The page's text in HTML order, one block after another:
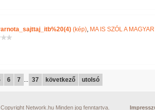
(kép), MA IS SZÓL A
6 7 ... 37 következő utolsó
Network.hu Minden jog fenntartva.